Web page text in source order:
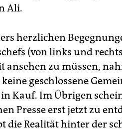
Ali.
herzlichen
(von links und
ansehen zu müssen,
geschlossene
Kauf. Im Übrigen
Presse erst jetzt zu
die Realität hinter der